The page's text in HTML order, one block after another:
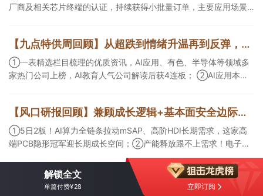
厂商及相关芯片终端的认证，持续获得小批量订单，主要应用场景
等方面具有丰富经验，具备承接细胞与基因治疗产品商业化受托生
产的合规资质，这家公司获净买入。
【九点特供周回顾】从超跌到情绪升温再到反弹，栏目梳理AI应用题材逻辑，AI教育人气公司解读后获4连板
①一表精选栏目梳理的优质资讯，AI应用、有色、半导体等领域多
家热门公司上榜，AI教育人气公司解读后获4连板； ②AI应用本周
角前瞻产业供需情况，提及2家核心公司双双涨停。
【风口研报回顾】兼顾成长逻辑+基本面安全边际！王牌自营前瞻覆盖“pcb+MLCC+电子布”，梳理AI产业链优质标的“深坑起跳”
①5日2板！AI算力全链条拉动mSAP、高阶HDI长期需求，这家高
端PCB隐形冠军迎长期成长空间；②产能释放跟不上需求！电子布
未来3年缺口难消，深坑之际再梳理行业逻辑，人气龙头涨超3成；
③AI服务器、机器人带动MLCC景气周期持续！这家公司扩产、涨
价预期暂未被市场定价，王牌自营前瞻捕捉“预期差”，3日大涨
解锁全文
单篇付费¥28 立即订阅